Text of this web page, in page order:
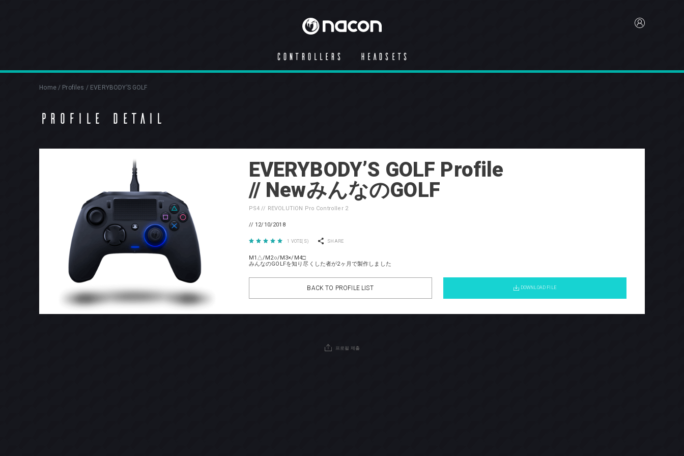
CONTROLLERS HEADSETS
Home/ Profiles / EVERYBODY’S GOLF
PROFILE DETAIL
EVERYBODY’S GOLF Profile
// NewみんなのGOLF
PS4 // REVOLUTION Pro Controller 2
// 12/10/2018
1 VOTE(S) SHARE
M1△/M2○/M3×/M4□
みんなのGOLFを知り尽くした者が2ヶ月で製作しました
BACK TO PROFILE LIST DOWNLOAD FILE
프로필 제출